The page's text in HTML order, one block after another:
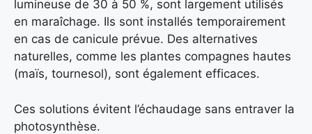
lumineuse de 30 à 50 %, sont largement utilisés
en maraîchage. Ils sont installés temporairement
en cas de canicule prévue. Des alternatives
naturelles, comme les plantes compagnes hautes
(maïs, tournesol), sont également efficaces.
Ces solutions évitent l’échaudage sans entraver la
photosynthèse.